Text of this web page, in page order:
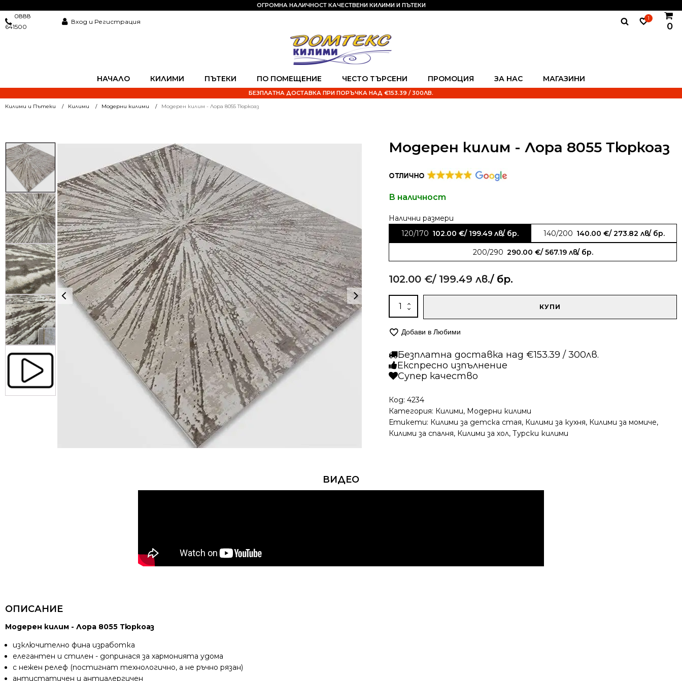
НАЧАЛО КИЛИМИ ПЪТЕКИ ПО ПОМЕЩЕНИЕ ЧЕСТО ТЪРСЕНИ ПРОМОЦИЯ ЗА НАС МАГАЗИНИ
1
0
0888
641500
Вход и Регистрация
ОГРОМНА НАЛИЧНОСТ КАЧЕСТВЕНИ КИЛИМИ И ПЪТЕКИ
БЕЗПЛАТНА ДОСТАВКА ПРИ ПОРЪЧКА НАД €153.39 / 300ЛВ.
Килими и Пътеки Килими Модерни килими Модерен килим - Лора 8055 Тюркоаз
Модерен килим - Лора 8055 Тюркоаз
В наличност
120/170 102.00 €/ 199.49 лв./ бр. 140/200 140.00 €/ 273.82 лв./ бр.
200/290 290.00 €/ 567.19 лв./ бр.
102.00 €/ 199.49 лв./ бр.
количество
за
килим
Лора
8055
Тюркоаз
КУПИ
Alternative:
Добави в Любими
Безплатна доставка над €153.39 / 300лв.
Експресно изпълнение
Супер качество
Код: 4234
Категория: Килими, Модерни килими
Етикети: Килими за детска стая, Килими за кухня, Килими за момиче,
Килими за спалня, Килими за хол, Турски килими
ВИДЕО
ОПИСАНИЕ
Модерен килим - Лора 8055 Тюркоаз
изключително фина изработка
елегантен и стилен - допринася за хармонията удома
с нежен релеф (постигнат технологично, а не ръчно рязан)
антистатичен и антиалергичен